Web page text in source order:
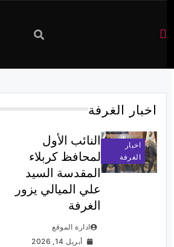
اخبار الغرفة
اخبار
الغرفة
النائب الأول
لمحافظ كربلاء
المقدسة السيد
علي الميالي يزور
الغرفة
ادارة الموقع
أبريل 14, 2026